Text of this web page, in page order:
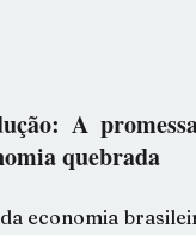
A promessa
quebrada
economia